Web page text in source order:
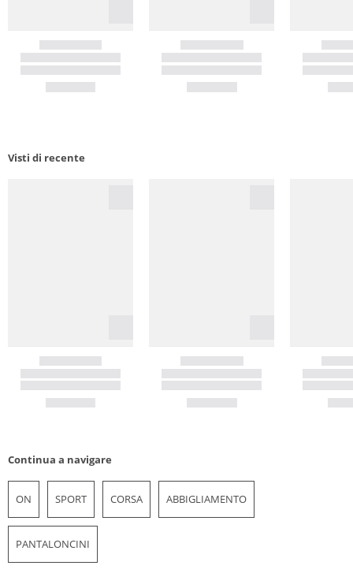
Visti di recente
Continua a navigare
ON SPORT CORSA ABBIGLIAMENTO
PANTALONCINI